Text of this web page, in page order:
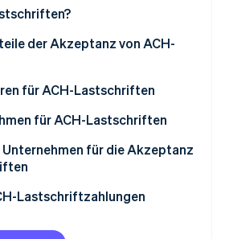
Sie, wie Stripe Lösungen für die
gebündelt und über das ACH-
für Ihre Sicherheit
und Rückzahlungen bearbeiten
von ACH-Lastschriften
der Akzeptanz von ACH-
Zahlungen
Zahlungsabwicklung
für ACH-Lastschriften
für ACH-Lastschriften
für die Akzeptanz
ein
ACH-Betreiber zusammen
Lastschriftzahlungen